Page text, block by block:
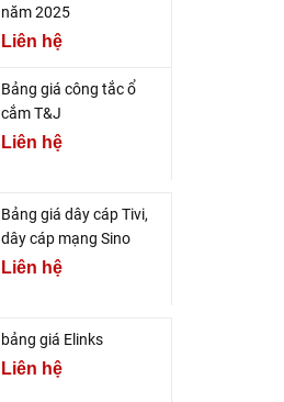
năm 2025
Liên hệ
Bảng giá công tắc ổ
cắm T&J
Liên hệ
Bảng giá dây cáp Tivi,
dây cáp mạng Sino
Liên hệ
bảng giá Elinks
Liên hệ